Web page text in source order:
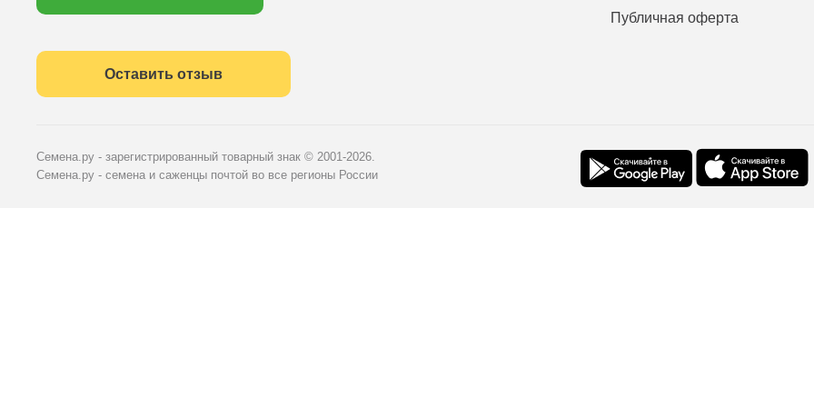
Публичная оферта
Оставить отзыв
Семена.ру - зарегистрированный товарный знак © 2001-2026.
Семена.ру - семена и саженцы почтой во все регионы России